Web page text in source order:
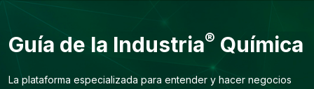
Guía de la Industria® Química
La plataforma especializada para entender y hacer negocios